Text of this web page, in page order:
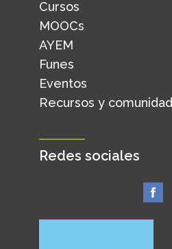
Cursos
MOOCs
AYEM
Funes
Eventos
Recursos y comunidad
Redes sociales